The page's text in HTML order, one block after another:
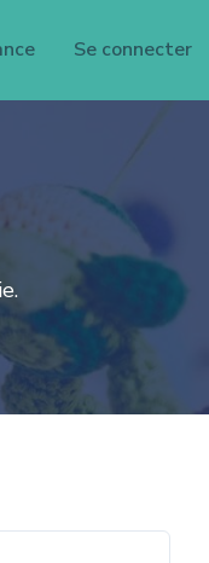
Se connecter